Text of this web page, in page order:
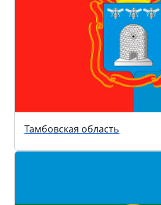
Тамбовская область